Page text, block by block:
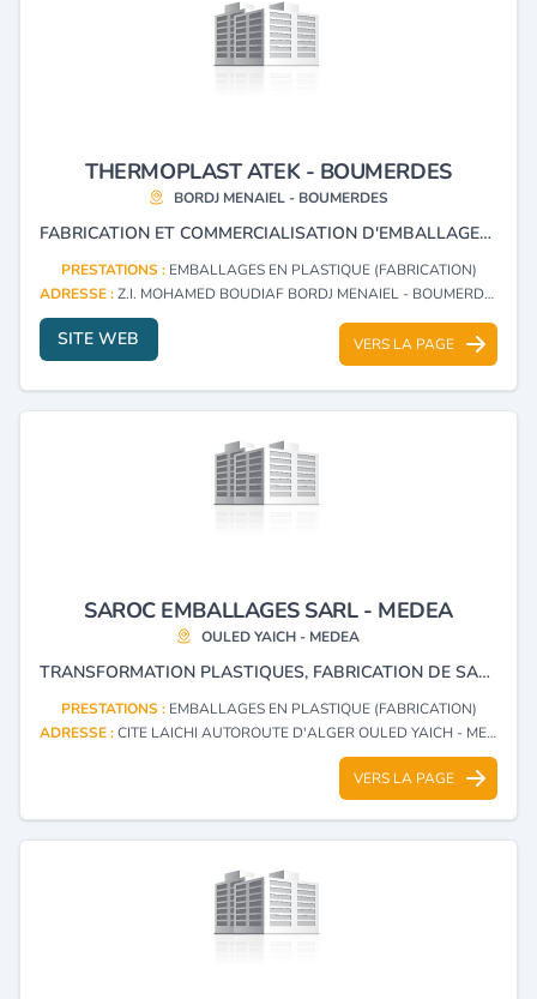
THERMOPLAST ATEK - BOUMERDES
BORDJ MENAIEL - BOUMERDES
FABRICATION ET COMMERCIALISATION D'EMBALLAGES AGROALIMENTAIRES ET INDUSTRIELS EN PLASTIQUE ET PETROCHIMIE, EXTRUSION DE FEUILLES, PLAQUES (PS,PP,PET), ET IMPRESSION SUR EMBALLAGE.
PRESTATIONS : EMBALLAGES EN PLASTIQUE (FABRICATION)
ADRESSE :Z.I. MOHAMED BOUDIAF BORDJ MENAIEL - BOUMERDES
SITE WEB VERS LA PAGE
SAROC EMBALLAGES SARL - MEDEA
OULED YAICH - MEDEA
TRANSFORMATION PLASTIQUES, FABRICATION DE SAC ALIMENTAIRES ET TOUT TYPES DE PLASTIQUE BIO DÉGRADABLE ET EMBALLAGES .
PRESTATIONS : EMBALLAGES EN PLASTIQUE (FABRICATION)
ADRESSE :CITE LAICHI AUTOROUTE D'ALGER OULED YAICH - MEDEA
VERS LA PAGE